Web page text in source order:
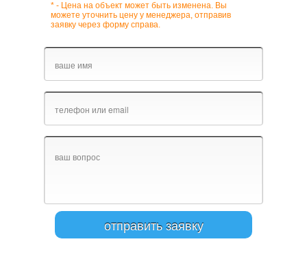
* - Цена на объект может быть изменена. Вы
можете уточнить цену у менеджера, отправив
заявку через форму справа.